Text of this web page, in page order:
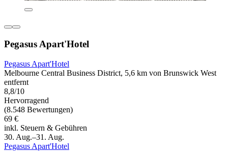
Pegasus Apart'Hotel
Pegasus Apart'Hotel
Melbourne Central Business District, 5,6 km von Brunswick West
entfernt
8,8/10
Hervorragend
(8.548 Bewertungen)
69 €
inkl. Steuern & Gebühren
30. Aug.–31. Aug.
Pegasus Apart'Hotel